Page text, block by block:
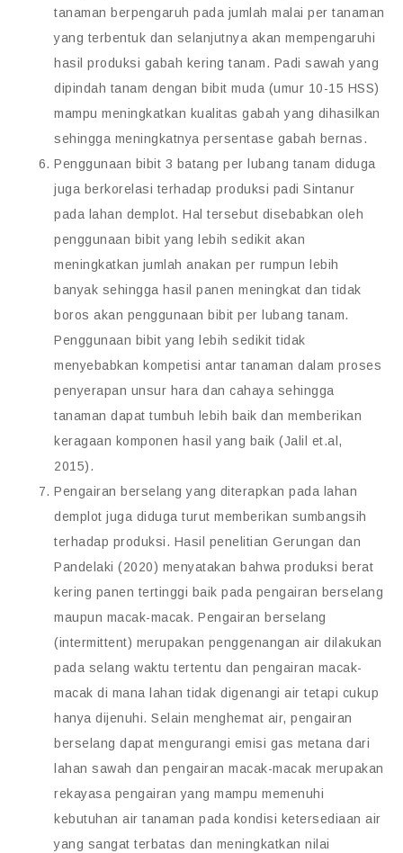
tanaman berpengaruh pada jumlah malai per tanaman
yang terbentuk dan selanjutnya akan mempengaruhi
hasil produksi gabah kering tanam. Padi sawah yang
dipindah tanam dengan bibit muda (umur 10-15 HSS)
mampu meningkatkan kualitas gabah yang dihasilkan
sehingga meningkatnya persentase gabah bernas.
Penggunaan bibit 3 batang per lubang tanam diduga
juga berkorelasi terhadap produksi padi Sintanur
pada lahan demplot. Hal tersebut disebabkan oleh
penggunaan bibit yang lebih sedikit akan
meningkatkan jumlah anakan per rumpun lebih
banyak sehingga hasil panen meningkat dan tidak
boros akan penggunaan bibit per lubang tanam.
Penggunaan bibit yang lebih sedikit tidak
menyebabkan kompetisi antar tanaman dalam proses
penyerapan unsur hara dan cahaya sehingga
tanaman dapat tumbuh lebih baik dan memberikan
keragaan komponen hasil yang baik (Jalil et.al,
2015).
Pengairan berselang yang diterapkan pada lahan
demplot juga diduga turut memberikan sumbangsih
terhadap produksi. Hasil penelitian Gerungan dan
Pandelaki (2020) menyatakan bahwa produksi berat
kering panen tertinggi baik pada pengairan berselang
maupun macak-macak. Pengairan berselang
(intermittent) merupakan penggenangan air dilakukan
pada selang waktu tertentu dan pengairan macak-
macak di mana lahan tidak digenangi air tetapi cukup
hanya dijenuhi. Selain menghemat air, pengairan
berselang dapat mengurangi emisi gas metana dari
lahan sawah dan pengairan macak-macak merupakan
rekayasa pengairan yang mampu memenuhi
kebutuhan air tanaman pada kondisi ketersediaan air
yang sangat terbatas dan meningkatkan nilai